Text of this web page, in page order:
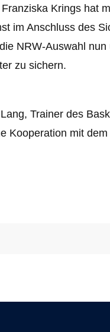
Krings hat
im Anschluss des
NRW-Auswahl
zu sichern.
Trainer des
mit